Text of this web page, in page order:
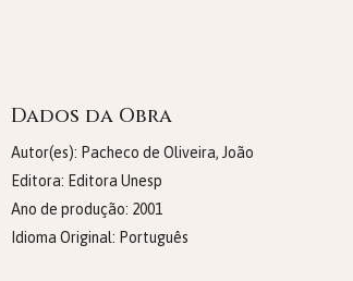
Dados da Obra
Autor(es): Pacheco de Oliveira, João
Editora: Editora Unesp
Ano de produção: 2001
Idioma Original: Português